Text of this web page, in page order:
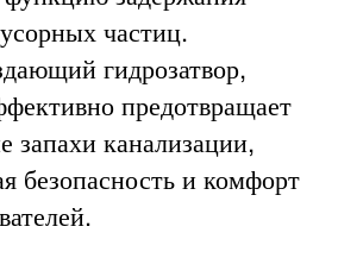
частиц.
гидрозатвор,
предотвращает
запахи канализации,
безопасность и комфорт